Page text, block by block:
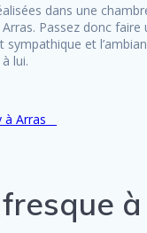
dans une
Passez donc faire
sympathique et
lui.
à